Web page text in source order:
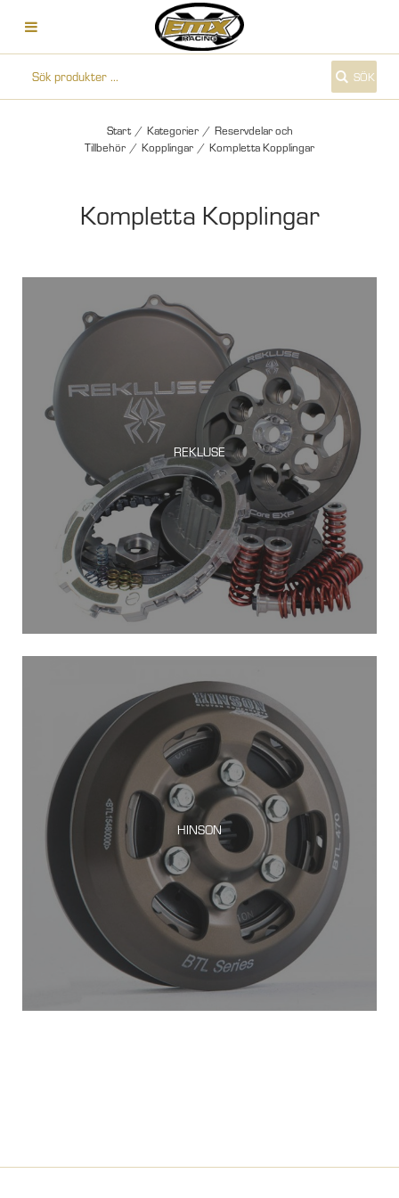
SÖK
Start / Kategorier / Reservdelar och
Tillbehör / Kopplingar / Kompletta Kopplingar
Kompletta Kopplingar
REKLUSE
HINSON